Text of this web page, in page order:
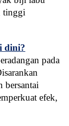
tinggi
dini?
pada
bersantai
efek,